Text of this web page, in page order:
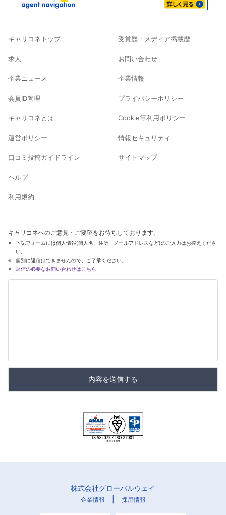
キャリコネトップ
求人
企業ニュース
会員ID管理
キャリコネとは
運営ポリシー
口コミ投稿ガイドライン
ヘルプ
利用規約
受賞歴・メディア掲載歴
お問い合わせ
企業情報
プライバシーポリシー
Cookie等利用ポリシー
情報セキュリティ
サイトマップ
キャリコネへのご意見・ご要望をお待ちしております。
下記フォームには個人情報(個人名、住所、メールアドレスなど)のご入力はお控えくださ
い。
個別に返信はできませんので、ご了承ください。
返信の必要なお問い合わせはこちら
内容を送信する
株式会社グローバルウェイ
企業情報 採用情報